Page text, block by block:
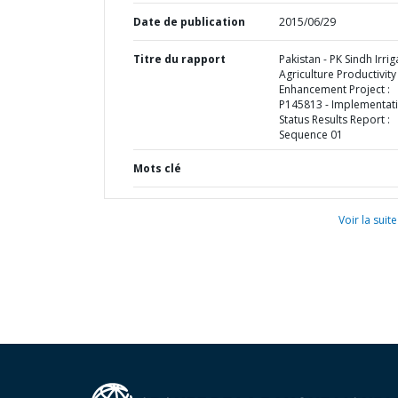
Date de publication 2015/06/29
Titre du rapport
Pakistan - PK Sindh
Agriculture Productivity
Enhancement Project :
P145813 -
Status Results Report :
Sequence 01
Mots clé
Voir la suite